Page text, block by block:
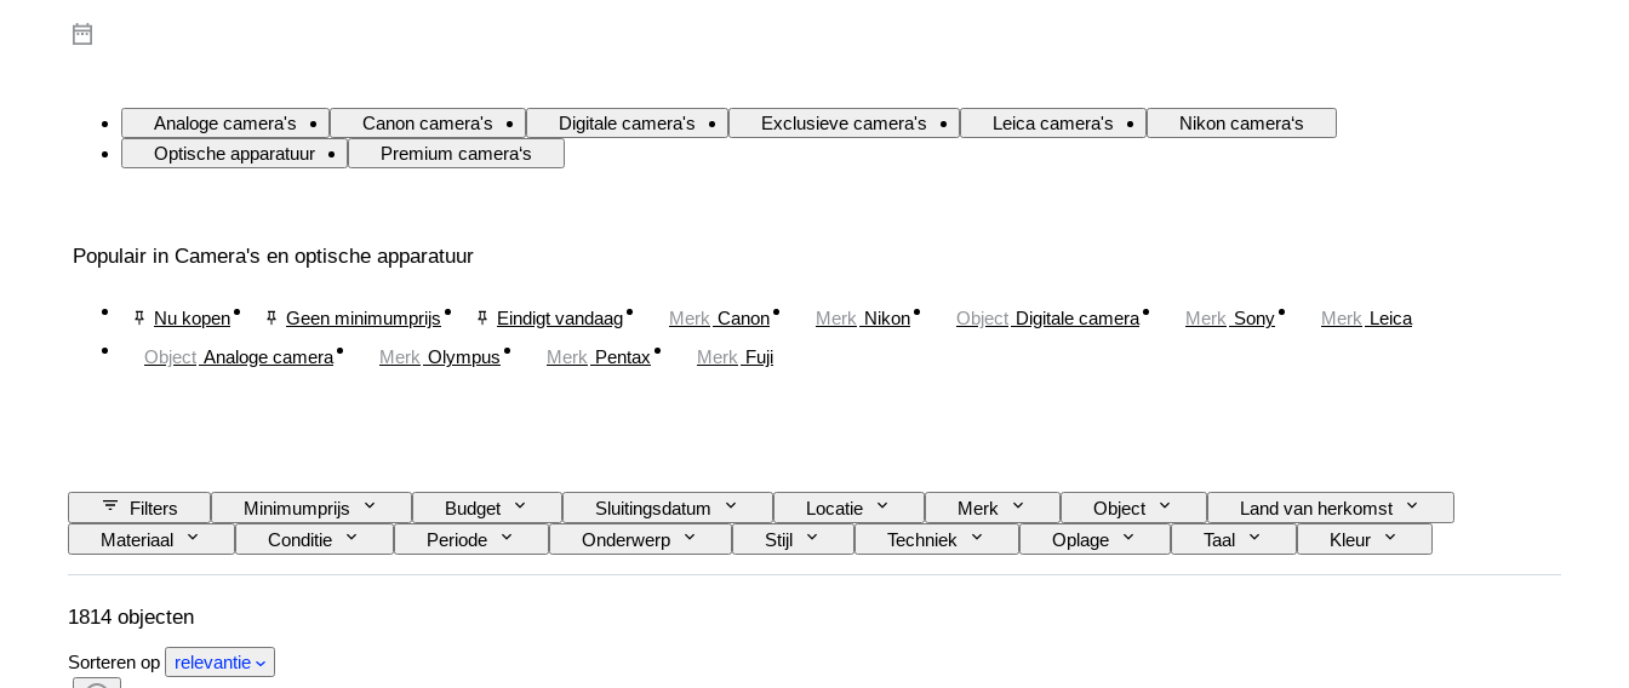
Analoge camera's Canon camera's Digitale camera's Exclusieve camera's Leica camera's
Nikon camera‘s
Optische apparatuur
Premium camera‘s
Populair in Camera's en optische apparatuur
Nu kopen Geen minimumprijs Eindigt vandaag Merk Canon Merk Nikon Object Digitale camera Merk Sony Merk Leica
Object Analoge camera Merk Olympus Merk Pentax Merk Fuji
Filters Minimumprijs Budget Sluitingsdatum Locatie Merk Object
Land van herkomst
Materiaal
Conditie Periode Onderwerp Stijl Techniek Oplage Taal
Kleur
Lensbevestiging
Type microscoop Type videorecorder Type verrekijker Type telescoop
Type videocamera
1814 objecten
Sorteren op relevantie